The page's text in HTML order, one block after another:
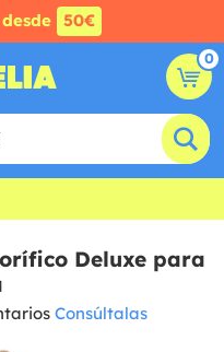
50€
0
Deluxe para
Consúltalas